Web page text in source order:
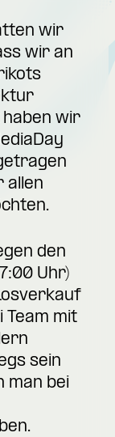
wir
wir an
wir
allen
den
Uhr)
Team mit
sein
man bei